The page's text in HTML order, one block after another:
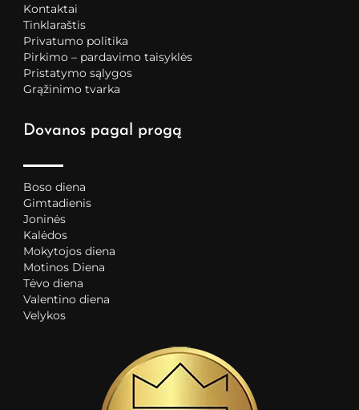
Kontaktai
Tinklaraštis
Privatumo politika
Pirkimo – pardavimo taisyklės
Pristatymo sąlygos
Grąžinimo tvarka
Dovanos pagal progą
Boso diena
Gimtadienis
Joninės
Kalėdos
Mokytojos diena
Motinos Diena
Tėvo diena
Valentino diena
Velykos